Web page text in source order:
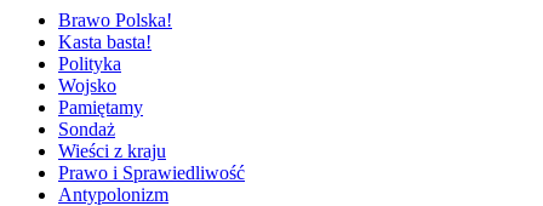
Brawo Polska!
Kasta basta!
Polityka
Wojsko
Pamiętamy
Sondaż
Wieści z kraju
Prawo i Sprawiedliwość
Antypolonizm